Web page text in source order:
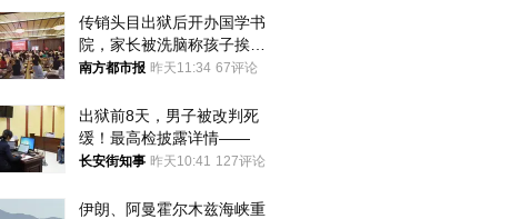
传销头目出狱后开办国学书
院，家长被洗脑称孩子挨打
才有效果
南方都市报 昨天11:34 67评论
出狱前8天，男子被改判死
缓！最高检披露详情——
长安街知事 昨天10:41 127评论
伊朗、阿曼霍尔木兹海峡重